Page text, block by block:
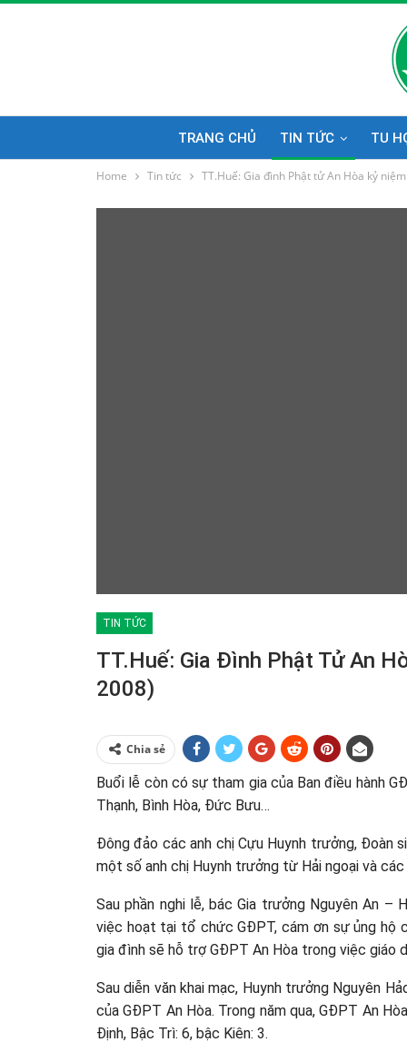
TRANG CHỦ TIN TỨC TU
Home Tin tức TT.Huế: Gia đình Phật tử An Hòa kỷ
TIN TỨC
TT.Huế: Gia Đình Phật Tử An
2008)
Chia sẻ
Buổi lễ còn có sự tham gia của Ban điều hành
Thạnh, Bình Hòa, Đức Bưu…
Đông đảo các anh chị Cựu Huynh trưởng, Đoàn
một số anh chị Huynh trưởng từ Hải ngoại và
Sau phần nghi lễ, bác Gia trưởng Nguyên An –
việc hoạt tại tổ chức GĐPT, cám ơn sự ủng hộ
gia đình sẽ hỗ trợ GĐPT An Hòa trong việc giáo
Sau diễn văn khai mạc, Huynh trưởng Nguyên
của GĐPT An Hòa. Trong năm qua, GĐPT An
Định, Bậc Trì: 6, bậc Kiên: 3.